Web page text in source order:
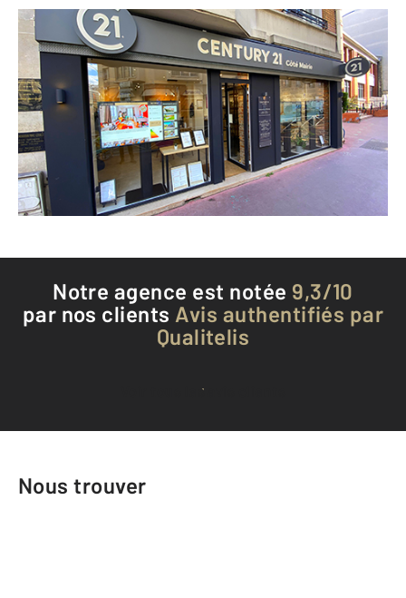
CENTURY 21 Côté Mairie
51 avenue Henri Ginoux
MONTROUGE - 92120
Envoyer un message
Téléphoner à l'agence
Notre agence est notée 9,3/10
par nos clients Avis authentifiés par
Qualitelis
Voir tous les avis clients
Nous trouver